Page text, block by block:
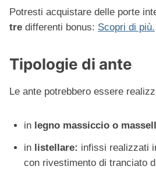
Potresti acquistare delle porte
tre differenti bonus: Scopri di più.
Tipologie di ante
Le ante potrebbero essere
in legno massiccio o
in listellare: infissi realizzati
con rivestimento di tranciato